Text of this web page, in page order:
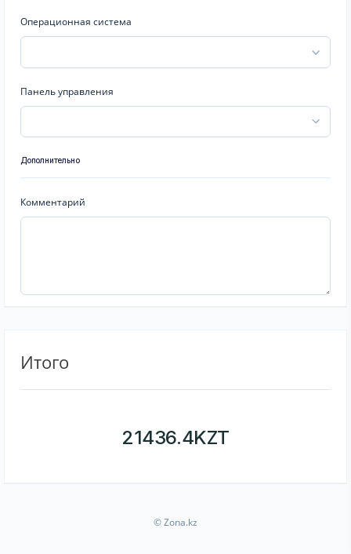
Операционная система
Панель управления
Дополнительно
Комментарий
Итого
21436.4KZT
© Zona.kz